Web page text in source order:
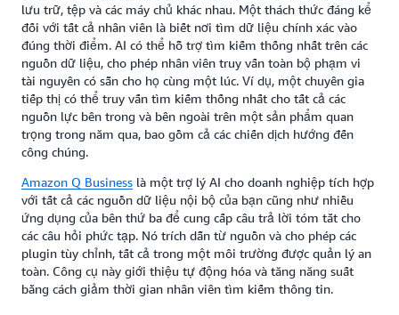
lưu trữ, tệp và các máy chủ khác nhau. Một thách thức đáng kể
đối với tất cả nhân viên là biết nơi tìm dữ liệu chính xác vào
đúng thời điểm. AI có thể hỗ trợ tìm kiếm thống nhất trên các
nguồn dữ liệu, cho phép nhân viên truy vấn toàn bộ phạm vi
tài nguyên có sẵn cho họ cùng một lúc. Ví dụ, một chuyên gia
tiếp thị có thể truy vấn tìm kiếm thống nhất cho tất cả các
nguồn lực bên trong và bên ngoài trên một sản phẩm quan
trọng trong năm qua, bao gồm cả các chiến dịch hướng đến
công chúng.
Amazon Q Business là một trợ lý AI cho doanh nghiệp tích hợp
với tất cả các nguồn dữ liệu nội bộ của bạn cũng như nhiều
ứng dụng của bên thứ ba để cung cấp câu trả lời tóm tắt cho
các câu hỏi phức tạp. Nó trích dẫn từ nguồn và cho phép các
plugin tùy chỉnh, tất cả trong một môi trường được quản lý an
toàn. Công cụ này giới thiệu tự động hóa và tăng năng suất
bằng cách giảm thời gian nhân viên tìm kiếm thông tin.